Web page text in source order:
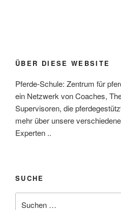
ÜBER DIESE WEBSITE
Pferde-Schule: Zentrum für
ein Netzwerk von Coaches,
Supervisoren, die
mehr über unsere
Experten ..
SUCHE